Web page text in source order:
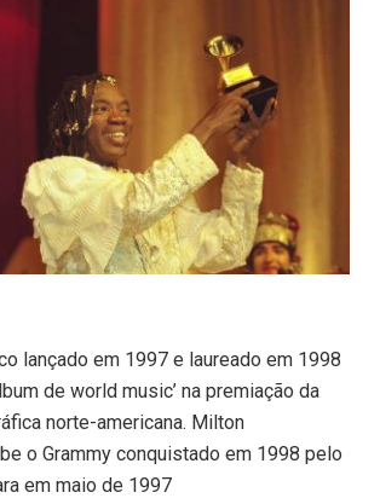
lançado em 1997 e laureado em 1998
de world music’ na premiação da
norte-americana. Milton
o Grammy conquistado em 1998 pelo
em maio de 1997